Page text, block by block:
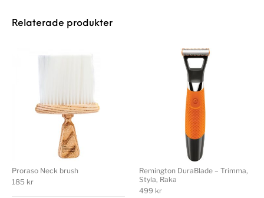
Relaterade produkter
Proraso Neck brush
185 kr
Remington DuraBlade – Trimma,
Styla, Raka
499 kr